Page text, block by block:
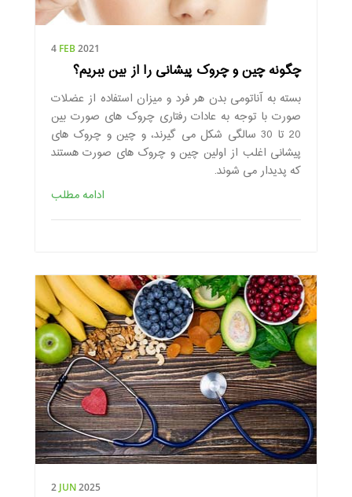
4 FEB2021
چگونه چین و چروک پیشانی را از بین ببریم؟
بسته به آناتومی بدن هر فرد و میزان استفاده از عضلات
صورت با توجه به عادات رفتاری چروک های صورت بین
20 تا 30 سالگی شکل می گیرند، و چین و چروک های
پیشانی اغلب از اولین چین و چروک های صورت هستند
که پدیدار می شوند.
ادامه مطلب
2 JUN2025